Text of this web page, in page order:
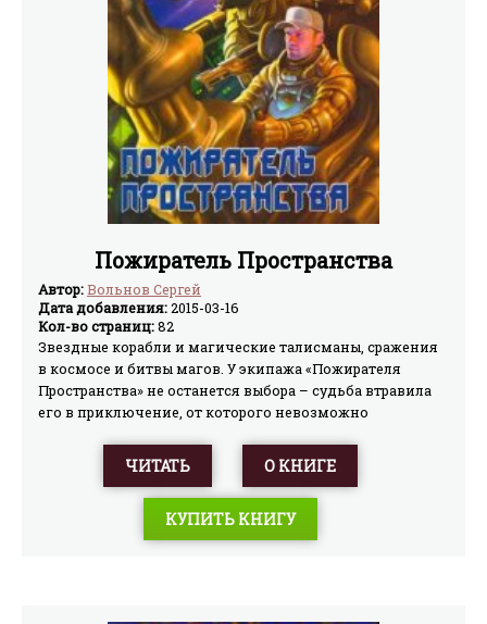
Пожиратель Пространства
Автор:Вольнов Сергей
Дата добавления:2015-03-16
Кол-во страниц:82
Звездные корабли и магические талисманы, сражения
в космосе и битвы магов. У экипажа «Пожирателя
Пространства» не останется выбора – судьба втравила
его в приключение, от которого невозможно
ЧИТАТЬ О КНИГЕ
КУПИТЬ КНИГУ